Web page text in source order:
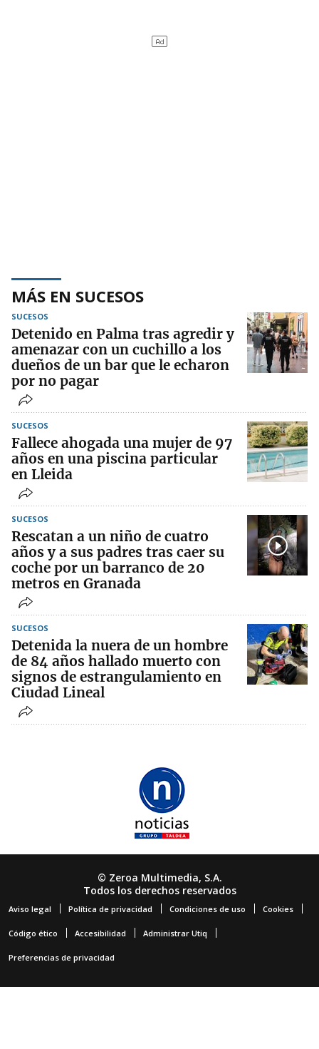
MÁS EN SUCESOS
SUCESOS
Detenido en Palma tras agredir y
amenazar con un cuchillo a los
dueños de un bar que le echaron
por no pagar
SUCESOS
Fallece ahogada una mujer de 97
años en una piscina particular
en Lleida
SUCESOS
Rescatan a un niño de cuatro
años y a sus padres tras caer su
coche por un barranco de 20
metros en Granada
SUCESOS
Detenida la nuera de un hombre
de 84 años hallado muerto con
signos de estrangulamiento en
Ciudad Lineal
© Zeroa Multimedia, S.A.
Todos los derechos reservados
Aviso legal Política de privacidad Condiciones de uso Cookies
Código ético Accesibilidad Administrar Utiq
Preferencias de privacidad